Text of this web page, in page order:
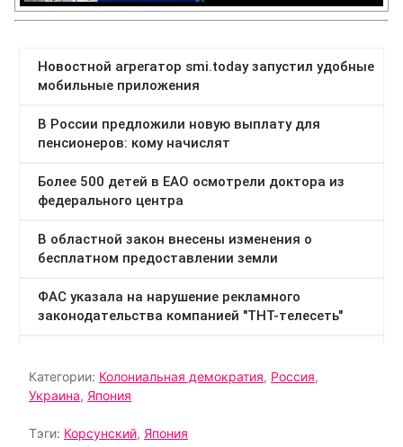
Категории: Колониальная демократия, Россия,
Украина, Япония
Тэги: Корсунский, Япония